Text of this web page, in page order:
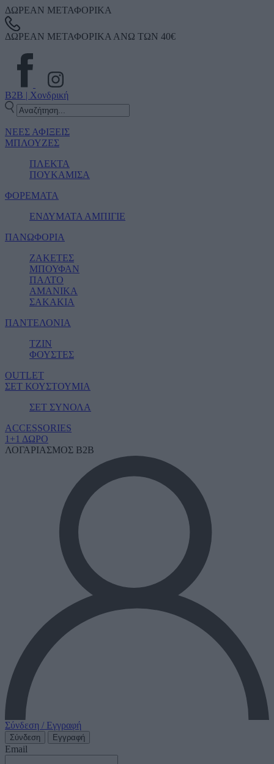
ΔΩΡΕΑΝ ΜΕΤΑΦΟΡΙΚΑ
ΔΩΡΕΑΝ ΜΕΤΑΦΟΡΙΚΑ ΑΝΩ ΤΩΝ 40€
B2B | Χονδρική
ΝΕΕΣ ΑΦΙΞΕΙΣ
ΜΠΛΟΥΖΕΣ
ΠΛΕΚΤΑ
ΠΟΥΚΑΜΙΣΑ
ΦΟΡΕΜΑΤΑ
ΕΝΔΥΜΑΤΑ ΑΜΠΙΓΙΕ
ΠΑΝΩΦΟΡΙΑ
ΖΑΚΕΤΕΣ
ΜΠΟΥΦΑΝ
ΠΑΛΤΟ
ΑΜΑΝΙΚΑ
ΣΑΚΑΚΙΑ
ΠΑΝΤΕΛΟΝΙΑ
ΤΖΙΝ
ΦΟΥΣΤΕΣ
OUTLET
ΣΕΤ ΚΟΥΣΤΟΥΜΙΑ
ΣΕΤ ΣΥΝΟΛΑ
ACCESSORIES
1+1 ΔΩΡΟ
ΛΟΓΑΡΙΑΣΜΟΣ B2B
Σύνδεση / Εγγραφή
Σύνδεση Εγγραφή
Email